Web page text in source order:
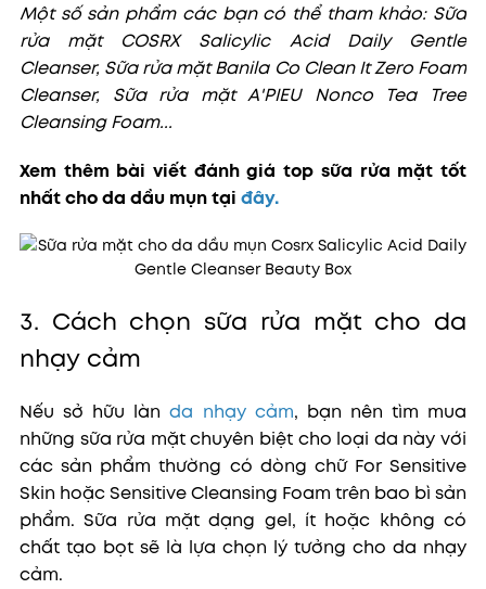
Một số sản phẩm các bạn có thể tham khảo: Sữa
rửa mặt COSRX Salicylic Acid Daily Gentle
Cleanser, Sữa rửa mặt Banila Co Clean It Zero Foam
Cleanser, Sữa rửa mặt A'PIEU Nonco Tea Tree
Cleansing Foam...
Xem thêm bài viết đánh giá top sữa rửa mặt tốt
nhất cho da dầu mụn tại đây.
3. Cách chọn sữa rửa mặt cho da
nhạy cảm
Nếu sở hữu lànda nhạy cảm, bạn nên tìm mua
những sữa rửa mặt chuyên biệt cho loại da này với
các sản phẩm thường có dòng chữ For Sensitive
Skin hoặc Sensitive Cleansing Foam trên bao bì sản
phẩm. Sữa rửa mặt dạng gel, ít hoặc không có
chất tạo bọt sẽ là lựa chọn lý tưởng cho da nhạy
cảm.